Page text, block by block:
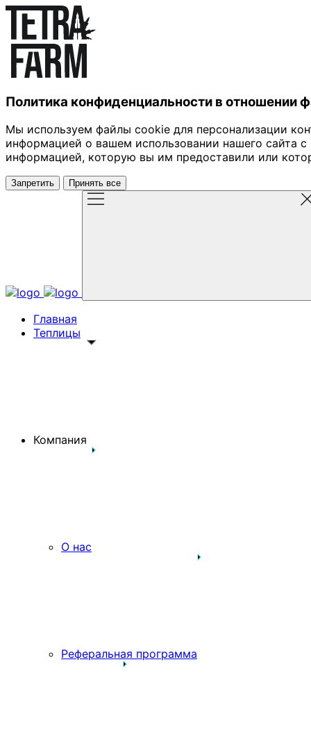
Политика конфиденциальности в отношении
Мы используем файлы cookie для персонализации
информацией о вашем использовании нашего сайта
информацией, которую вы им предоставили или
Запретить Принять все
Главная
Теплицы
Компания
О нас
Реферальная программа